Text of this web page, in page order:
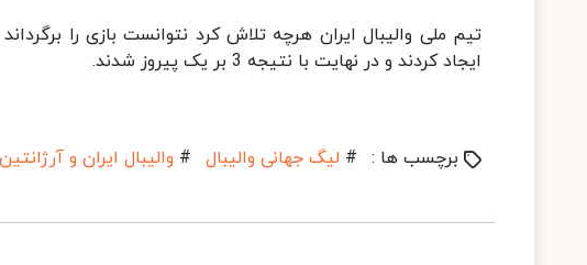
تیم ملی والیبال ایران هرچه تلاش کرد نتوانست بازی را
ایجاد کردند و در نهایت با نتیجه 3 بر یک پیروز شدند.
برچسب ها : # لیگ جهانی والیبال # والیبال ایران و آرژانتین